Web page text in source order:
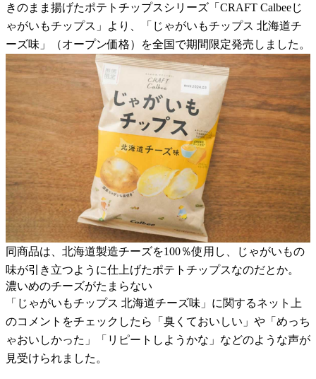
きのまま揚げたポテトチップスシリーズ「CRAFT Calbeeじ
ゃがいもチップス」より、「じゃがいもチップス 北海道チ
ーズ味」（オープン価格）を全国で期間限定発売しました。
同商品は、北海道製造チーズを100％使用し、じゃがいもの
味が引き立つように仕上げたポテトチップスなのだとか。
濃いめのチーズがたまらない
「じゃがいもチップス 北海道チーズ味」に関するネット上
のコメントをチェックしたら「臭くておいしい」や「めっち
ゃおいしかった」「リピートしようかな」などのような声が
見受けられました。